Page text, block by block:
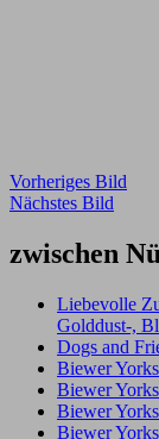
Vorheriges Bild
Nächstes Bild
zwischen
Liebevolle
Golddust-,
Dogs and
Biewer
Biewer
Biewer
Biewer